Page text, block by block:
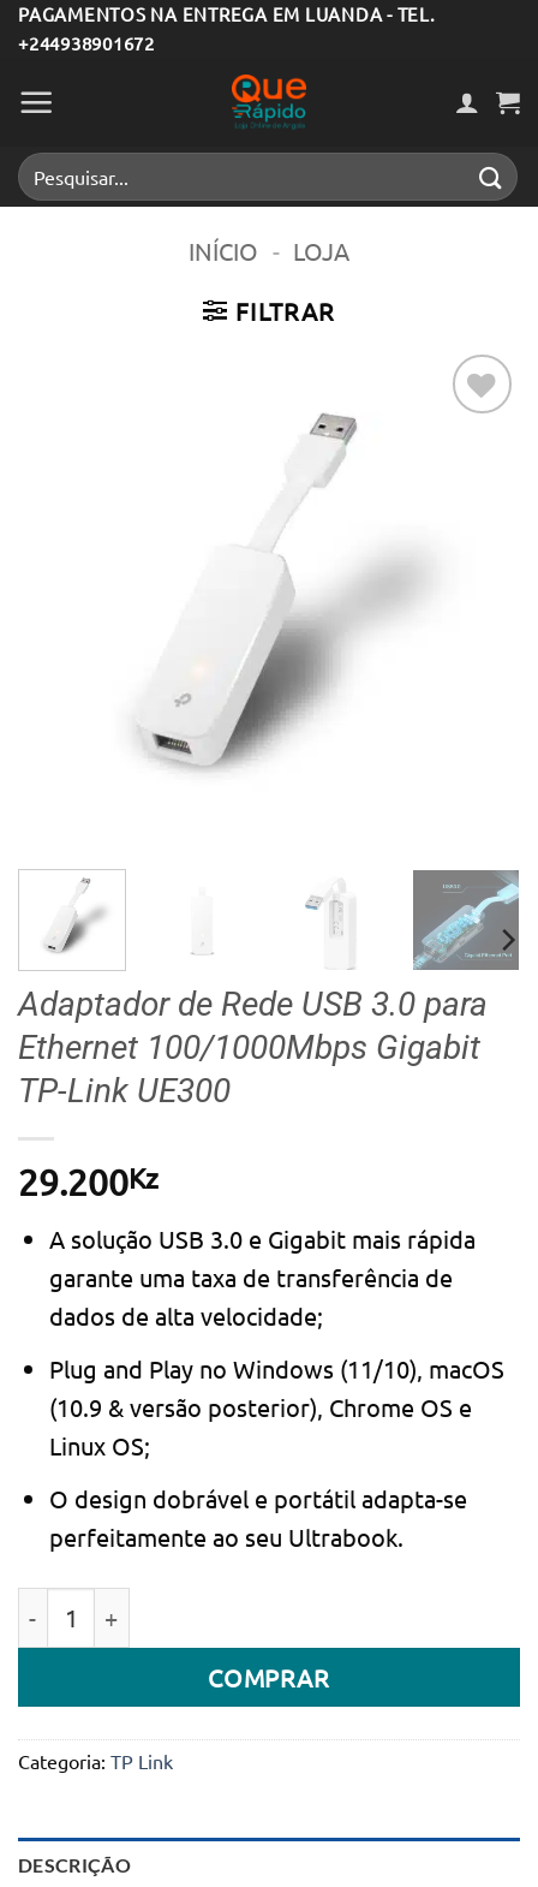
Skip
to
content
PAGAMENTOS NA ENTREGA EM LUANDA - TEL.
+244938901672
Pesquisar
por:
INÍCIO - LOJA
FILTRAR
Adaptador de Rede USB 3.0 para
Ethernet 100/1000Mbps Gigabit
TP-Link UE300
29.200Kz
A solução USB 3.0 e Gigabit mais rápida
garante uma taxa de transferência de
dados de alta velocidade;
Plug and Play no Windows (11/10), macOS
(10.9 & versão posterior), Chrome OS e
Linux OS;
O design dobrável e portátil adapta-se
perfeitamente ao seu Ultrabook.
COMPRAR
Categoria: TP Link
DESCRIÇÃO